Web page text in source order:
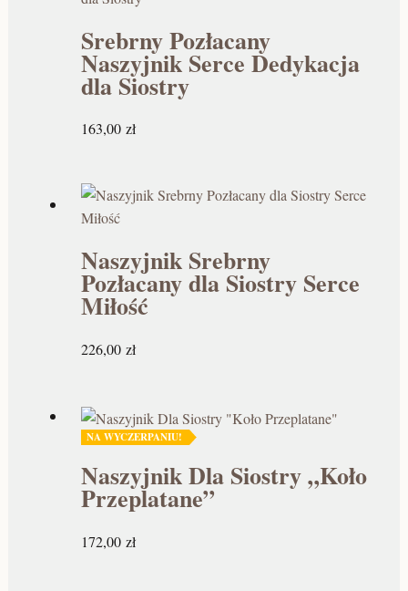
Srebrny Pozłacany
Naszyjnik Serce Dedykacja
dla Siostry
163,00 zł
Naszyjnik Srebrny
Pozłacany dla Siostry Serce
Miłość
226,00 zł
NA WYCZERPANIU!
Naszyjnik Dla Siostry „Koło
Przeplatane”
172,00 zł